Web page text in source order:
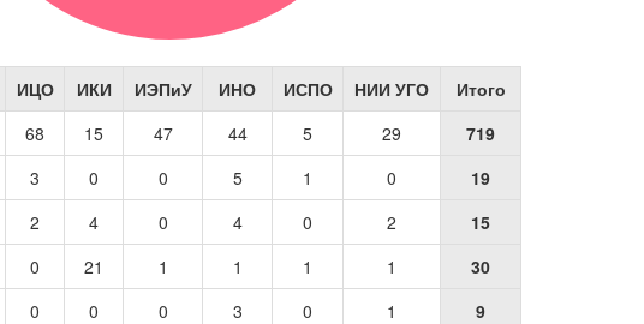
ИЦО ИКИ ИЭПиУ ИНО ИСПО НИИ УГО
Итого
68 15 47 44 5 29
719
3 0 0 5 1 0
19
2 4 0 4 0 2
15
0 21 1 1 1 1
30
0 0 0 3 0 1
9